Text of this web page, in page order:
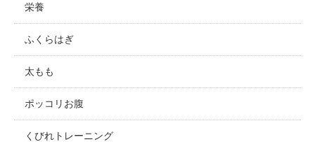
栄養
ふくらはぎ
太もも
ポッコリお腹
くびれトレーニング